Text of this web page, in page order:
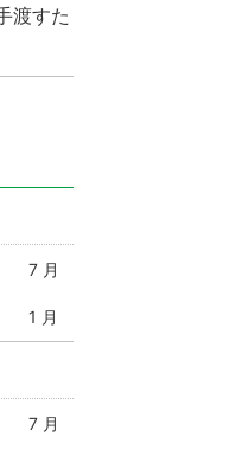
渡すた
7 月
1 月
7 月